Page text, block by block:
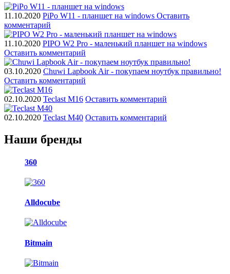
11.10.2020 PiPo W11 - планшет на windows Оставить
комментарий
11.10.2020 PIPO W2 Pro - маленький планшет на windows
Оставить комментарий
03.10.2020 Chuwi Lapbook Air - покупаем ноутбук правильно!
Оставить комментарий
02.10.2020 Teclast M16 Оставить комментарий
02.10.2020 Teclast M40 Оставить комментарий
Наши бренды
360
Alldocube
Bitmain